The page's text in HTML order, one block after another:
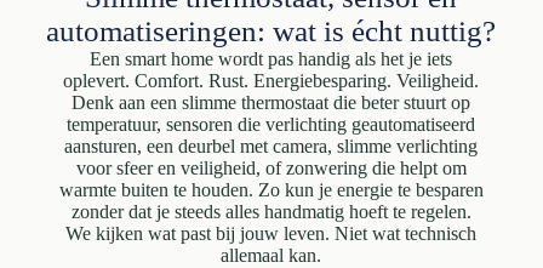
automatiseringen: wat is écht nuttig?
Een smart home wordt pas handig als het je iets
oplevert. Comfort. Rust. Energiebesparing. Veiligheid.
Denk aan een slimme thermostaat die beter stuurt op
temperatuur, sensoren die verlichting geautomatiseerd
aansturen, een deurbel met camera, slimme verlichting
voor sfeer en veiligheid, of zonwering die helpt om
warmte buiten te houden. Zo kun je energie te besparen
zonder dat je steeds alles handmatig hoeft te regelen.
We kijken wat past bij jouw leven. Niet wat technisch
allemaal kan.